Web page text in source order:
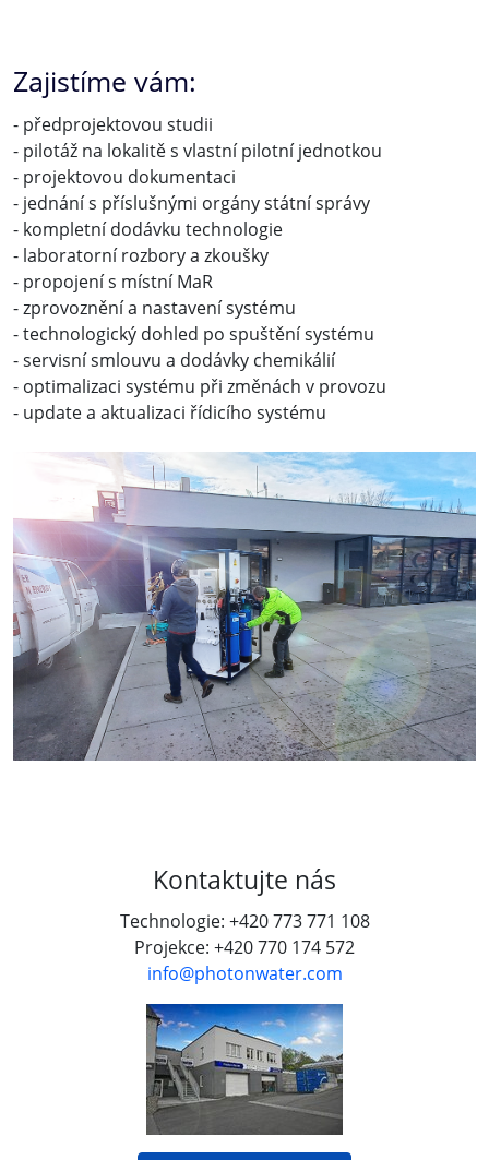
Zajistíme vám:
- předprojektovou studii
- pilotáž na lokalitě s vlastní pilotní jednotkou
- projektovou dokumentaci
- jednání s příslušnými orgány státní správy
- kompletní dodávku technologie
- laboratorní rozbory a zkoušky
- propojení s místní MaR
- zprovoznění a nastavení systému
- technologický dohled po spuštění systému
- servisní smlouvu a dodávky chemikálií
- optimalizaci systému při změnách v provozu
- update a aktualizaci řídicího systému
Kontaktujte nás
Technologie: +420 773 771 108
Projekce: +420 770 174 572
info@photonwater.com